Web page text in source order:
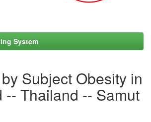
System
Subject Obesity in
-- Thailand -- Samut